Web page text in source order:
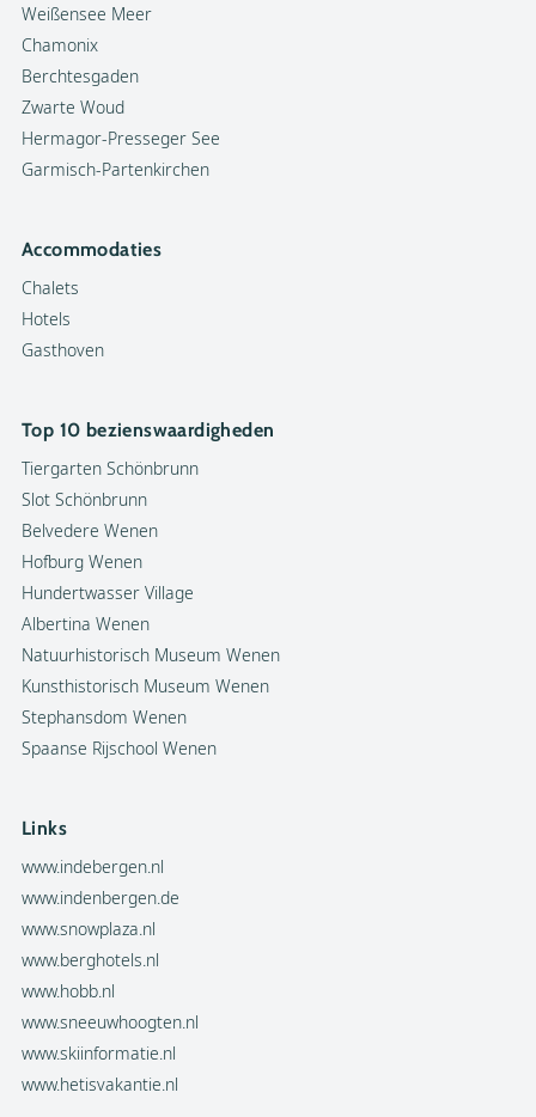
Weißensee Meer
Chamonix
Berchtesgaden
Zwarte Woud
Hermagor-Presseger See
Garmisch-Partenkirchen
Accommodaties
Chalets
Hotels
Gasthoven
Top 10 bezienswaardigheden
Tiergarten Schönbrunn
Slot Schönbrunn
Belvedere Wenen
Hofburg Wenen
Hundertwasser Village
Albertina Wenen
Natuurhistorisch Museum Wenen
Kunsthistorisch Museum Wenen
Stephansdom Wenen
Spaanse Rijschool Wenen
Links
www.indebergen.nl
www.indenbergen.de
www.snowplaza.nl
www.berghotels.nl
www.hobb.nl
www.sneeuwhoogten.nl
www.skiinformatie.nl
www.hetisvakantie.nl